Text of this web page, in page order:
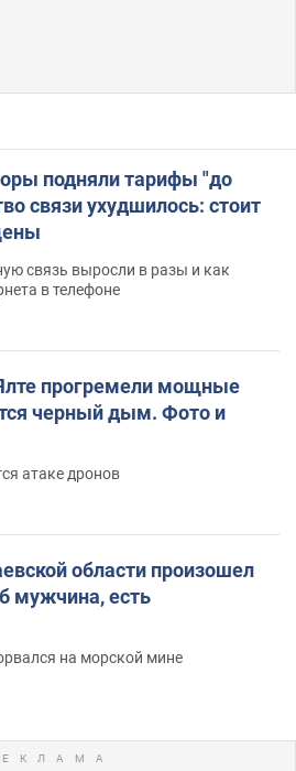
подняли тарифы "до
связи ухудшилось: стоит
связь выросли в разы и как
в телефоне
прогремели мощные
черный дым. Фото и
атаке дронов
области произошел
мужчина, есть
на морской мине